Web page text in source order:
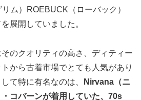
ム）ROEBUCK（ローバック）
展開していました。
のクオリティの高さ、ディティー
から古着市場でとても人気があり
て特に有名なのは、
Nirvana（ニ
コバーンが着用していた、70s